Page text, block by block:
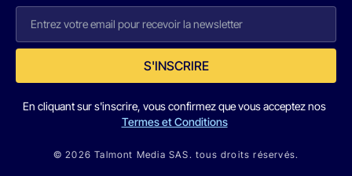
S'INSCRIRE
En cliquant sur s'inscrire, vous confirmez que vous acceptez nos
Termes et Conditions
© 2026 Talmont Media SAS. tous droits réservés.